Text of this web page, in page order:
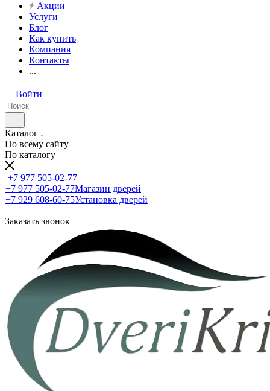
Акции
Услуги
Блог
Как купить
Компания
Контакты
...
Войти
Каталог
По всему сайту
По каталогу
+7 977 505-02-77
+7 977 505-02-77Магазин дверей
+7 929 608-60-75Установка дверей
Заказать звонок